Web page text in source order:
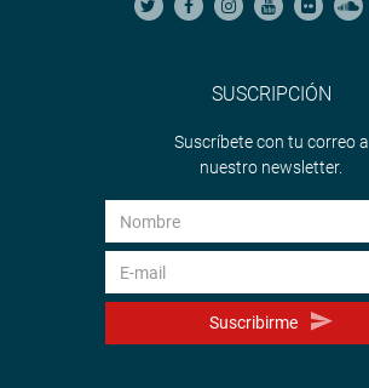
SUSCRIPCIÓN
Suscríbete con tu correo a
nuestro newsletter.
Suscribirme